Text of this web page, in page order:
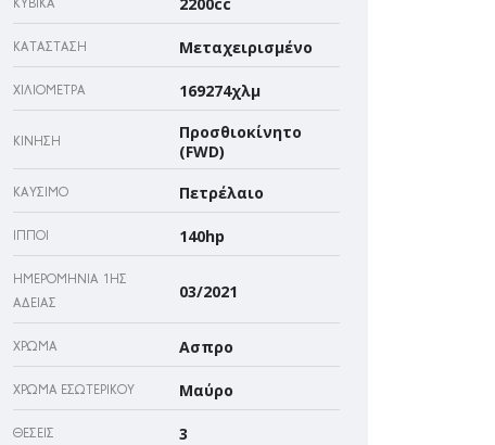
ΚΥΒΙΚΆ
ΚΑΤΆΣΤΑΣΗ Μεταχειρισμένο
ΧΙΛΙΌΜΕΤΡΑ 169274χλμ
ΚΊΝΗΣΗ
Προσθιοκίνητο
(FWD)
ΚΑΎΣΙΜΟ Πετρέλαιο
ΊΠΠΟΙ 140hp
ΗΜΕΡΟΜΗΝΊΑ 1ΗΣ
ΆΔΕΙΑΣ
03/2021
ΧΡΏΜΑ Ασπρο
ΧΡΏΜΑ ΕΣΩΤΕΡΙΚΟΎ Μαύρο
ΘΈΣΕΙΣ 3